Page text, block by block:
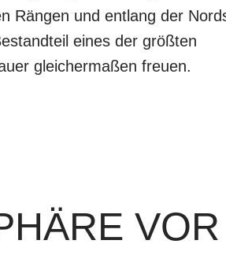
Rängen und entlang der
eines der größten
gleichermaßen freuen.
VOR